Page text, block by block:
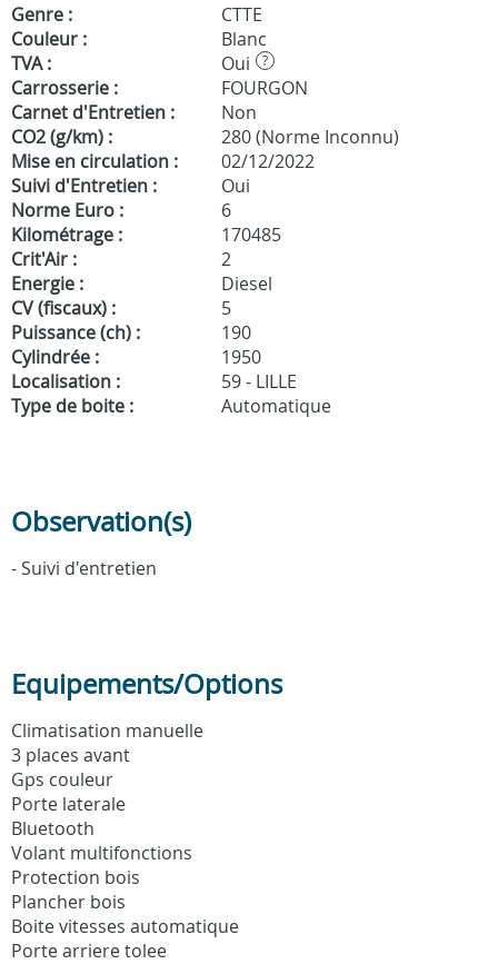
Genre :
CTTE
Couleur :
Blanc
TVA :
Oui ?
Carrosserie :
FOURGON
Carnet d'Entretien :
Non
CO2 (g/km) :
280 (Norme Inconnu)
Mise en circulation :
02/12/2022
Suivi d'Entretien :
Oui
Norme Euro :
6
Kilométrage :
170485
Crit'Air :
2
Energie :
Diesel
CV (fiscaux) :
5
Puissance (ch) :
190
Cylindrée :
1950
Localisation :
59 - LILLE
Type de boite :
Automatique
Observation(s)
- Suivi d'entretien
Equipements/Options
Climatisation manuelle
3 places avant
Gps couleur
Porte laterale
Bluetooth
Volant multifonctions
Protection bois
Plancher bois
Boite vitesses automatique
Porte arriere tolee